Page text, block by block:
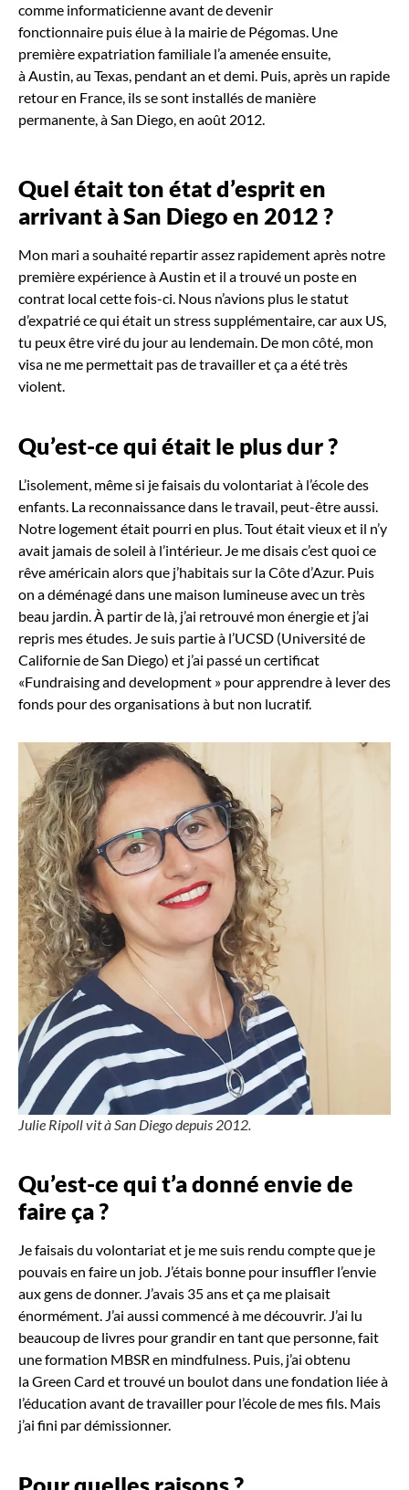
comme informaticienne avant de devenir
fonctionnaire puis élue à la mairie de Pégomas. Une
première expatriation familiale l’a amenée ensuite,
à Austin, au Texas, pendant an et demi. Puis, après un rapide
retour en France, ils se sont installés de manière
permanente, à San Diego, en août 2012.
Quel était ton état d’esprit en
arrivant à San Diego en 2012 ?
Mon mari a souhaité repartir assez rapidement après notre
première expérience à Austin et il a trouvé un poste en
contrat local cette fois-ci. Nous n’avions plus le statut
d’expatrié ce qui était un stress supplémentaire, car aux US,
tu peux être viré du jour au lendemain. De mon côté, mon
visa ne me permettait pas de travailler et ça a été très
violent.
Qu’est-ce qui était le plus dur?
L’isolement, même si je faisais du volontariat à l’école des
enfants. La reconnaissance dans le travail, peut-être aussi.
Notre logement était pourri en plus. Tout était vieux et il n’y
avait jamais de soleil à l’intérieur. Je me disais c’est quoi ce
rêve américain alors que j’habitais sur la Côte d’Azur. Puis
on a déménagé dans une maison lumineuse avec un très
beau jardin. À partir de là, j’ai retrouvé mon énergie et j’ai
repris mes études. Je suis partie à l’UCSD (Université de
Californie de San Diego) et j’ai passé un certificat
«Fundraising and development » pour apprendre à lever des
fonds pour des organisations à but non lucratif.
Julie Ripoll vit à San Diego depuis 2012.
Qu’est-ce qui t’a donné envie de
faire ça?
Je faisais du volontariat et je me suis rendu compte que je
pouvais en faire un job. J’étais bonne pour insuffler l’envie
aux gens de donner. J’avais 35 ans et ça me plaisait
énormément. J’ai aussi commencé à me découvrir. J’ai lu
beaucoup de livres pour grandir en tant que personne, fait
une formation MBSR en mindfulness. Puis, j’ai obtenu
la Green Card et trouvé un boulot dans une fondation liée à
l’éducation avant de travailler pour l’école de mes fils. Mais
j’ai fini par démissionner.